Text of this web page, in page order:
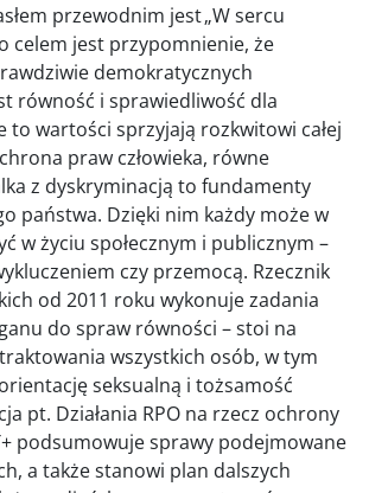
przewodnim jest „W sercu
celem jest przypomnienie, że
demokratycznych
równość i sprawiedliwość dla
to wartości sprzyjają rozkwitowi całej
praw człowieka, równe
z dyskryminacją to fundamenty
państwa. Dzięki nim każdy może w
w życiu społecznym i publicznym –
czy przemocą. Rzecznik
od 2011 roku wykonuje zadania
do spraw równości – stoi na
wszystkich osób, w tym
seksualną i tożsamość
pt. Działania RPO na rzecz ochrony
podsumowuje sprawy podejmowane
a także stanowi plan dalszych